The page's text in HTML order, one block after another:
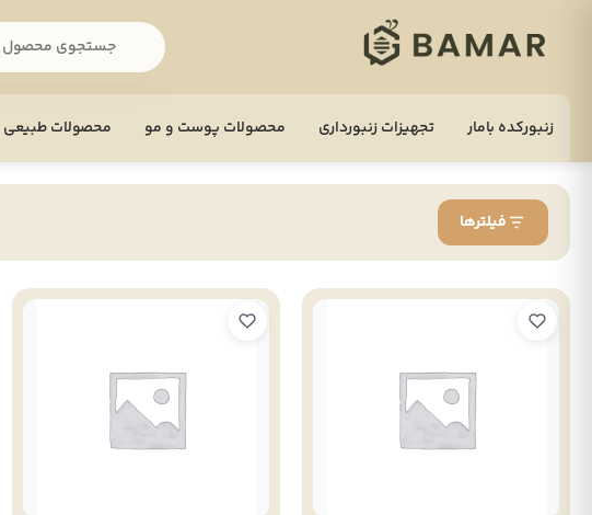
زنبورکده بامار تجهيزات زنبورداری محصولات پوست و مو محصولات طبیعی
فیلترها